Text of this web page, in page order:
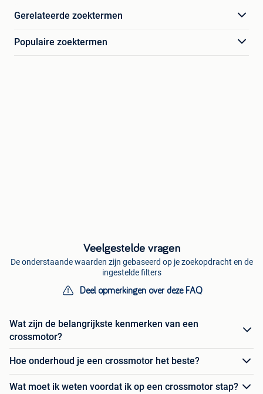
Gerelateerde zoektermen
Populaire zoektermen
Veelgestelde vragen
De onderstaande waarden zijn gebaseerd op je zoekopdracht en de
ingestelde filters
Deel opmerkingen over deze FAQ
Wat zijn de belangrijkste kenmerken van een
crossmotor?
Hoe onderhoud je een crossmotor het beste?
Wat moet ik weten voordat ik op een crossmotor stap?